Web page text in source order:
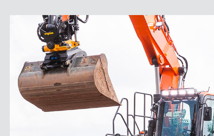
DX10Z-7